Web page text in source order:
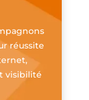
réussite
visibilité